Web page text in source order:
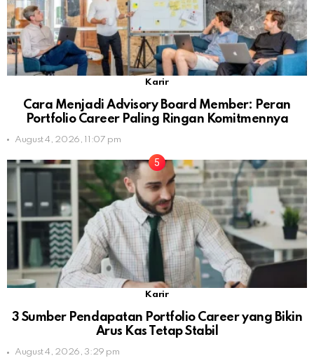
Karir
Cara Menjadi Advisory Board Member: Peran
Portfolio Career Paling Ringan Komitmennya
August 4, 2026, 11:07 pm
Karir
3 Sumber Pendapatan Portfolio Career yang Bikin
Arus Kas Tetap Stabil
August 4, 2026, 3:29 pm